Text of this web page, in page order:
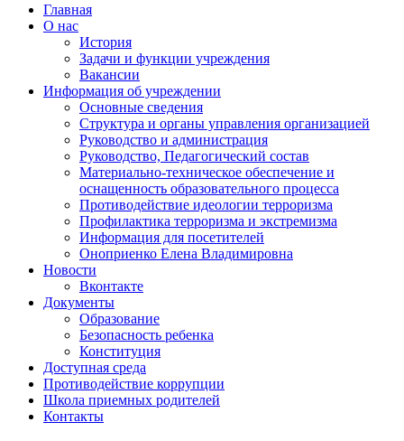
Главная
О нас
История
Задачи и функции учреждения
Вакансии
Информация об учреждении
Основные сведения
Структура и органы управления организацией
Руководство и администрация
Руководство, Педагогический состав
Материально-техническое обеспечение и
оснащенность образовательного процесса
Противодействие идеологии терроризма
Профилактика терроризма и экстремизма
Информация для посетителей
Оноприенко Елена Владимировна
Новости
Вконтакте
Документы
Образование
Безопасность ребенка
Конституция
Доступная среда
Противодействие коррупции
Школа приемных родителей
Контакты